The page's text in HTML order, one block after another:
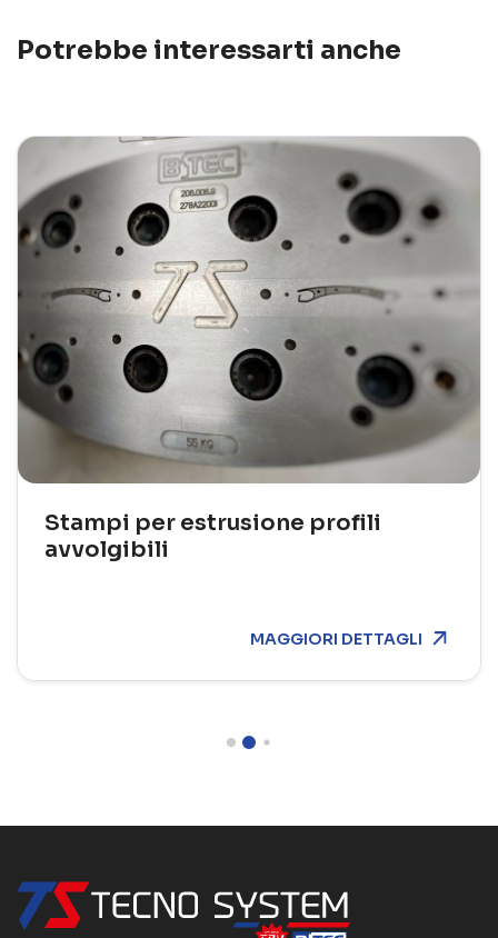
Potrebbe interessarti anche
Stampi per estrusione profili
avvolgibili
MAGGIORI DETTAGLI